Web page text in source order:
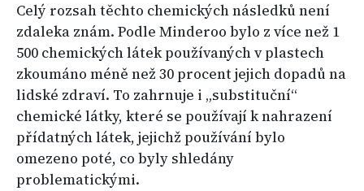
Celý rozsah těchto chemických následků není
zdaleka znám. Podle Minderoo bylo z více než 1
500 chemických látek používaných v plastech
zkoumáno méně než 30 procent jejich dopadů na
lidské zdraví. To zahrnuje i „substituční“
chemické látky, které se používají k nahrazení
přídatných látek, jejichž používání bylo
omezeno poté, co byly shledány
problematickými.